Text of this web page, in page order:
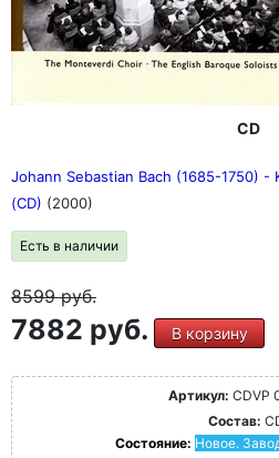
CD
Johann Sebastian Bach (1685-1750) -
(CD) (2000)
Есть в наличии
8599руб.
7882 руб. В корзину
Артикул: CDVP
Состав:
Состояние: Новое.